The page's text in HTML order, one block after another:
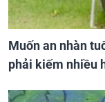
Muốn an nhàn
phải kiếm nhiều